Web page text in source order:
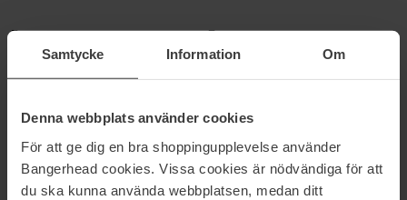
Samtycke Information Om
Denna webbplats använder cookies
För att ge dig en bra shoppingupplevelse använder
Bangerhead cookies. Vissa cookies är nödvändiga för att
du ska kunna använda webbplatsen, medan ditt
Evo
Gangsta Grip Bonding Resin Gel
Evo
Heads Will Roll Co-Wash
Evo
Buddies Hydrate
500 ml
Evo
Hydrate The Therapist Calming
Conditioner